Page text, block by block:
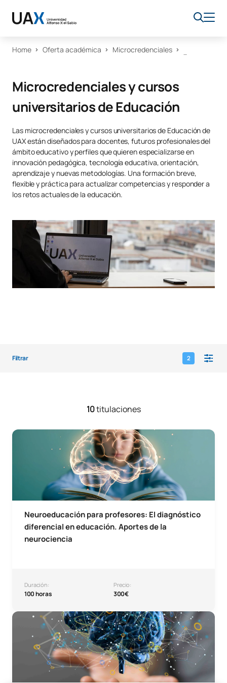
Home Oferta académica Microcredenciales
Microcredenciales y cursos
universitarios de Educación
Las microcredenciales y cursos universitarios de Educación de
UAX están diseñados para docentes, futuros profesionales del
ámbito educativo y perfiles que quieren especializarse en
innovación pedagógica, tecnología educativa, orientación,
aprendizaje y nuevas metodologías. Una formación breve,
flexible y práctica para actualizar competencias y responder a
los retos actuales de la educación.
Filtrar 2
10titulaciones
Neuroeducación para profesores: El diagnóstico
diferencial en educación. Aportes de la
neurociencia
Duración:
100 horas
Precio:
300€
Microcredencial Neuroeducación para profesores - El
Microcredencial Neuroeducación para profesores-